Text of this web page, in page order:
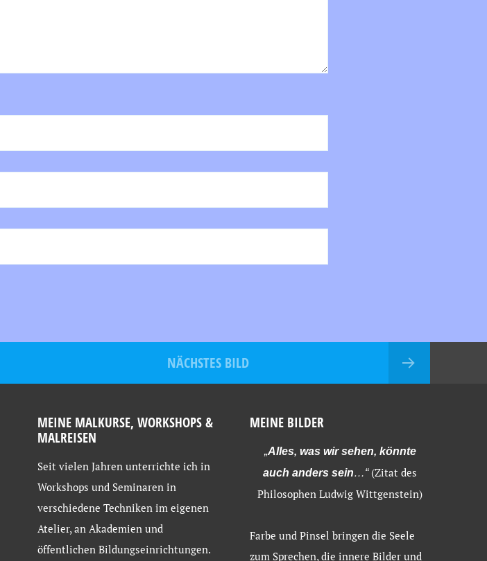
NÄCHSTES BILD
MEINE MALKURSE, WORKSHOPS &
MALREISEN
Seit vielen Jahren unterrichte ich in
Workshops und Seminaren in
verschiedene Techniken im eigenen
Atelier, an Akademien und
öffentlichen Bildungseinrichtungen.
MEINE BILDER
„Alles, was wir sehen, könnte
auch anders sein…“(Zitat des
Philosophen Ludwig Wittgenstein)
Farbe und Pinsel bringen die Seele
zum Sprechen, die innere Bilder und